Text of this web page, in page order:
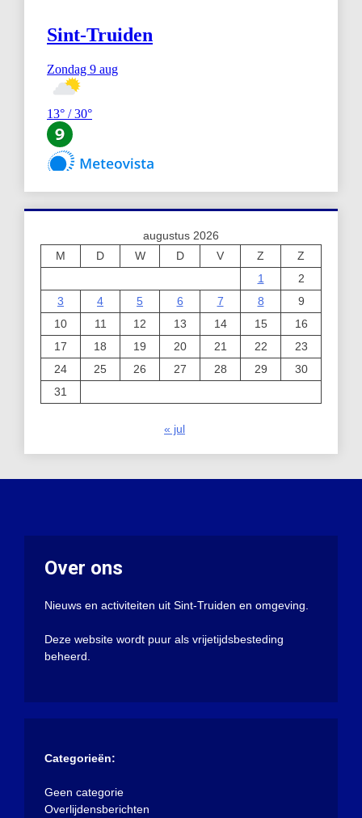
augustus 2026
M
D W D V Z
Z
1
2
3
4 5 6 7 8
9
10
11 12 13 14 15
16
17
18 19 20 21 22
23
24
25 26 27 28 29
30
31
« jul
Over ons
Nieuws en activiteiten uit Sint-Truiden en omgeving.
Deze website wordt puur als vrijetijdsbesteding
beheerd.
Categorieën:
Geen categorie
Overlijdensberichten